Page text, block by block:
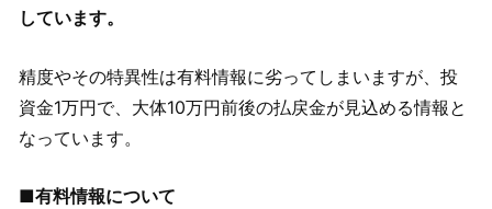
しています。
精度やその特異性は有料情報に劣ってしまいますが、投
資金1万円で、大体10万円前後の払戻金が見込める情報と
なっています。
■有料情報について